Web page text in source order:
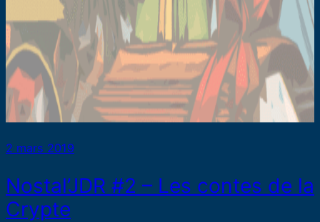
2 mars 2019
Nostal’JDR #2 – Les contes de la
Crypte